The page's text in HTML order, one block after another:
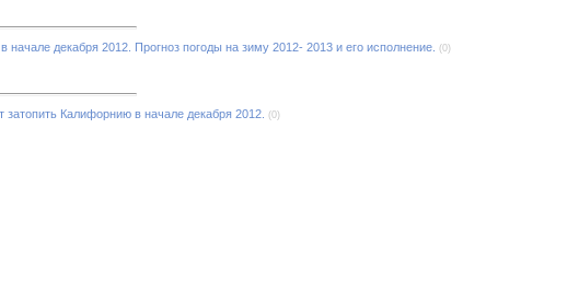
начале декабря 2012. Прогноз погоды на зиму 2012- 2013 и его исполнение. (0)
Калифорнию в начале декабря 2012. (0)